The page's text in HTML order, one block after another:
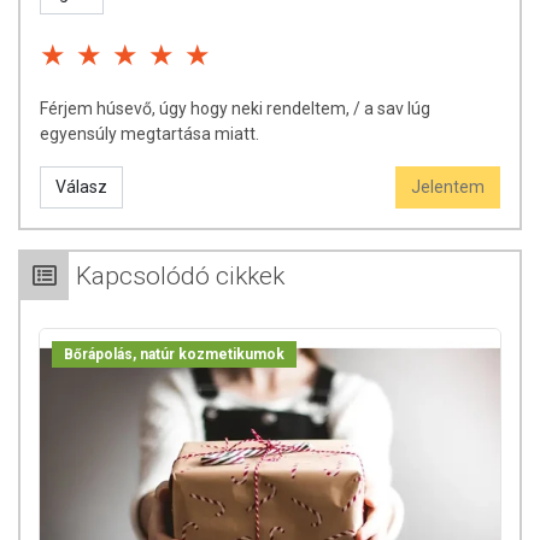
Férjem húsevő, úgy hogy neki rendeltem, / a sav lúg
egyensúly megtartása miatt.
Válasz Jelentem
Kapcsolódó cikkek
Bőrápolás, natúr kozmetikumok